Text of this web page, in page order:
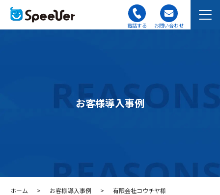
電話する お問い合わせ
お客様導入事例
ホーム > お客様導入事例 > 有限会社コウチヤ様